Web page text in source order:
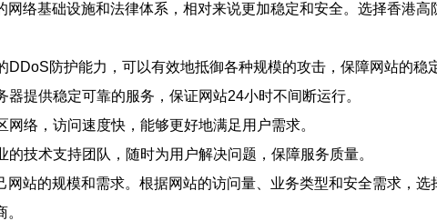
络基础设施和法律体系，相对来说更加稳定和安全。选择香港
防护能力，可以有效地抵御各种规模的攻击，保障网站的稳
提供稳定可靠的服务，保证网站24小时不间断运行。
络，访问速度快，能够更好地满足用户需求。
技术支持团队，随时为用户解决问题，保障服务质量。
站的规模和需求。根据网站的访问量、业务类型和安全需求，